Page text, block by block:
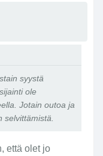
syystä
ole
Jotain outoa ja
että olet jo